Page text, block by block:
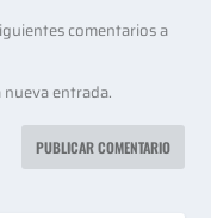
comentarios a
entrada.